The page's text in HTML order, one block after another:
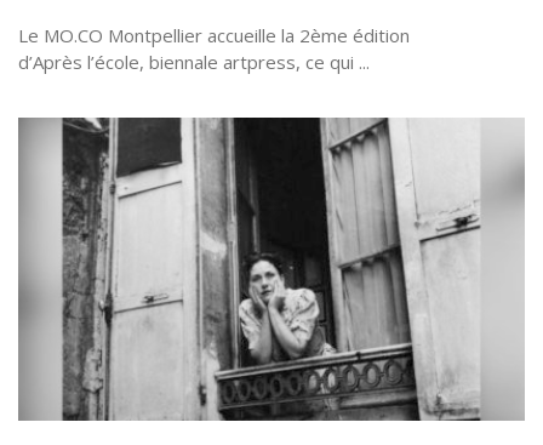
Le MO.CO Montpellier accueille la 2ème édition
d’Après l’école, biennale artpress, ce qui ...